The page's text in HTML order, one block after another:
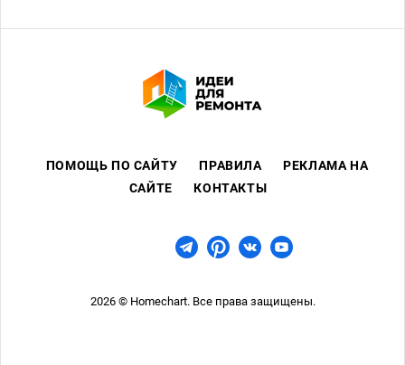
ПОМОЩЬ ПО САЙТУ ПРАВИЛА
РЕКЛАМА НА
САЙТЕ
КОНТАКТЫ
2026 © Homechart. Все права защищены.